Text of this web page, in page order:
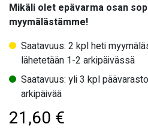
Mikäli olet epävarma osan
myymälästämme!
Saatavuus: 2 kpl heti
lähetetään 1-2 arkipäivässä
Saatavuus: yli 3 kpl
arkipäivää
21,60 €